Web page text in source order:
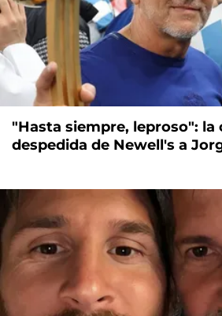
"Hasta siempre, leproso": la
despedida de Newell's a